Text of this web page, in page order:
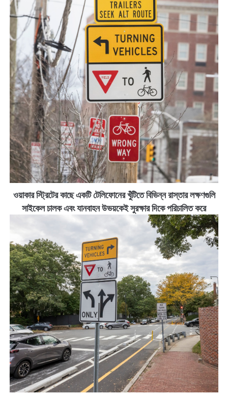
ওয়াকার স্ট্রিটের কাছে একটি টেলিফোনের খুঁটিতে বিভিন্ন রাস্তার লক্ষণগুলি
সাইকেল চালক এবং যানবাহন উভয়কেই সুরক্ষার দিকে পরিচালিত করে